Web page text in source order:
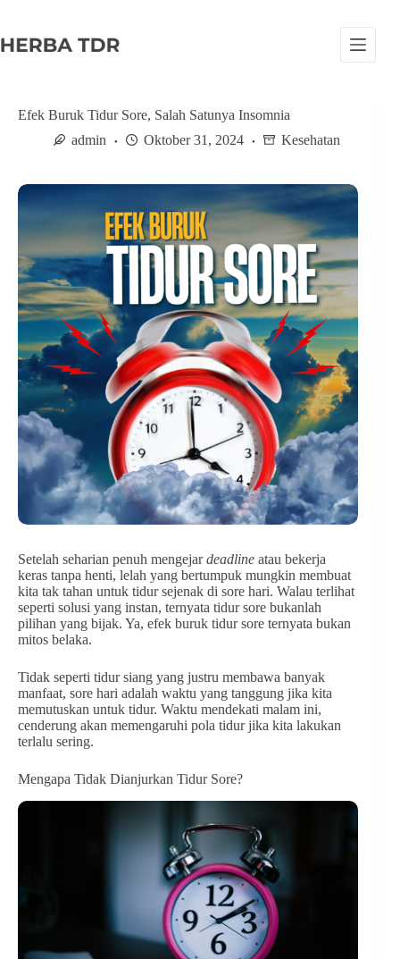
i
c
n
t
Efek Buruk Tidur Sore, Salah Satunya Insomnia
admin
Oktober 31, 2024 Kesehatan
Setelah seharian penuh mengejardeadline atau bekerja
keras tanpa henti, lelah yang bertumpuk mungkin membuat
kita tak tahan untuk tidur sejenak di sore hari. Walau terlihat
seperti solusi yang instan, ternyata tidur sore bukanlah
pilihan yang bijak. Ya, efek buruk tidur sore ternyata bukan
mitos belaka.
Tidak seperti tidur siang yang justru membawa banyak
manfaat, sore hari adalah waktu yang tanggung jika kita
memutuskan untuk tidur. Waktu mendekati malam ini,
cenderung akan memengaruhi pola tidur jika kita lakukan
terlalu sering.
Mengapa Tidak Dianjurkan Tidur Sore?